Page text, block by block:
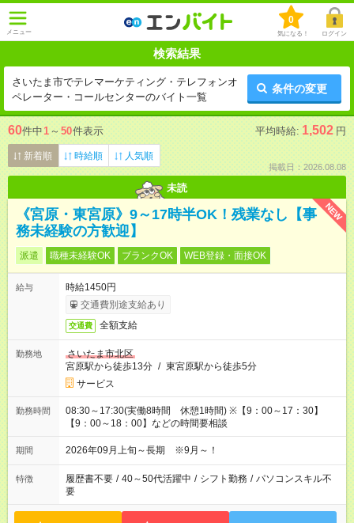
メニュー
0
気になる！ ログイン
検索結果
さいたま市でテレマーケティング・テレフォンオ
ペレーター・コールセンターのバイト一覧
条件の変更
60件中1 ～ 50件表示 平均時給: 1,502 円
新着順 時給順 人気順
掲載日：2026.08.08
未読
NEW
《宮原・東宮原》9～17時半OK！残業なし【事
務未経験の方歓迎】
派遣 職種未経験OK ブランクOK WEB登録・面接OK
給与
時給1450円
交通費別途支給あり
交通費 全額支給
勤務地
さいたま市北区
宮原駅から徒歩13分 / 東宮原駅から徒歩5分
サービス
勤務時間
08:30～17:30(実働8時間 休憩1時間) ※【9：00～17：30】
【9：00～18：00】などの時間要相談
期間 2026年09月上旬～長期 ※9月～！
特徴 履歴書不要 / 40～50代活躍中 / シフト勤務 / パソコンスキル不
要